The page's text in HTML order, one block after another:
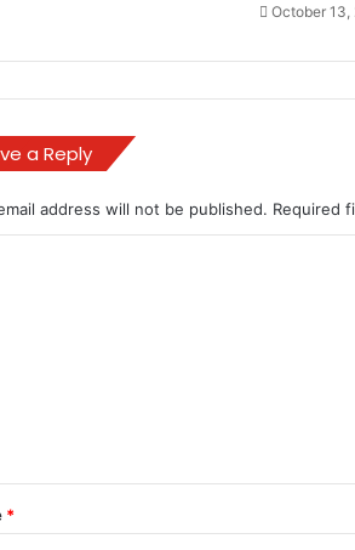
October 13,
a Reply
address will not be published. Required
*